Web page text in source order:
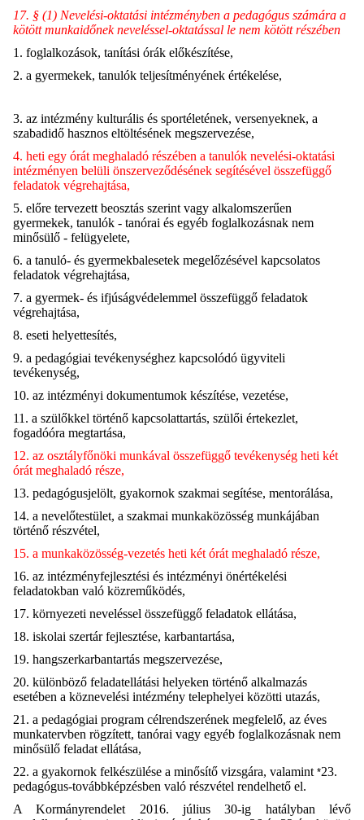
17. § (1) Nevelési-oktatási intézményben a pedagógus számára a
kötött munkaidőnek neveléssel-oktatással le nem kötött részében
1. foglalkozások, tanítási órák előkészítése,
2. a gyermekek, tanulók teljesítményének értékelése,
3. az intézmény kulturális és sportéletének, versenyeknek, a
szabadidő hasznos eltöltésének megszervezése,
4. heti egy órát meghaladó részében a tanulók nevelési-oktatási
intézményen belüli önszerveződésének segítésével összefüggő
feladatok végrehajtása,
5. előre tervezett beosztás szerint vagy alkalomszerűen
gyermekek, tanulók - tanórai és egyéb foglalkozásnak nem
minősülő - felügyelete,
6. a tanuló- és gyermekbalesetek megelőzésével kapcsolatos
feladatok végrehajtása,
7. a gyermek- és ifjúságvédelemmel összefüggő feladatok
végrehajtása,
8. eseti helyettesítés,
9. a pedagógiai tevékenységhez kapcsolódó ügyviteli
tevékenység,
10. az intézményi dokumentumok készítése, vezetése,
11. a szülőkkel történő kapcsolattartás, szülői értekezlet,
fogadóóra megtartása,
12. az osztályfőnöki munkával összefüggő tevékenység heti két
órát meghaladó része,
13. pedagógusjelölt, gyakornok szakmai segítése, mentorálása,
14. a nevelőtestület, a szakmai munkaközösség munkájában
történő részvétel,
15. a munkaközösség-vezetés heti két órát meghaladó része,
16. az intézményfejlesztési és intézményi önértékelési
feladatokban való közreműködés,
17. környezeti neveléssel összefüggő feladatok ellátása,
18. iskolai szertár fejlesztése, karbantartása,
19. hangszerkarbantartás megszervezése,
20. különböző feladatellátási helyeken történő alkalmazás
esetében a köznevelési intézmény telephelyei közötti utazás,
21. a pedagógiai program célrendszerének megfelelő, az éves
munkatervben rögzített, tanórai vagy egyéb foglalkozásnak nem
minősülő feladat ellátása,
22. a gyakornok felkészülése a minősítő vizsgára, valamint *23.
pedagógus-továbbképzésben való részvétel rendelhető el.
A Kormányrendelet 2016. július 30-ig hatályban lévő